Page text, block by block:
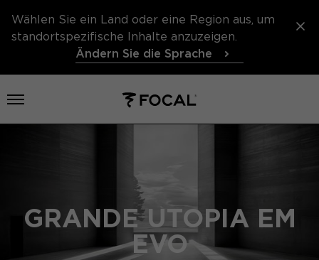
Wählen Sie ein Land oder eine Region aus, um
standortspezifische Inhalte anzuzeigen.
Ändern Sie die Sprache
Menü öffnen
GRANDE UTOPIA EM
EVO